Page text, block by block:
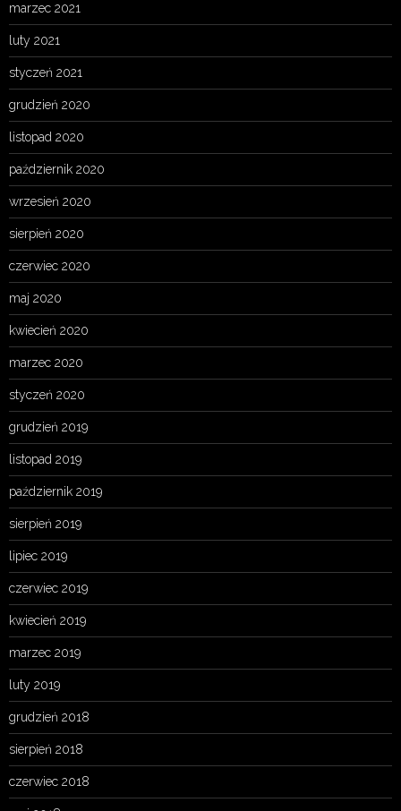
marzec 2021
luty 2021
styczeń 2021
grudzień 2020
listopad 2020
październik 2020
wrzesień 2020
sierpień 2020
czerwiec 2020
maj 2020
kwiecień 2020
marzec 2020
styczeń 2020
grudzień 2019
listopad 2019
październik 2019
sierpień 2019
lipiec 2019
czerwiec 2019
kwiecień 2019
marzec 2019
luty 2019
grudzień 2018
sierpień 2018
czerwiec 2018